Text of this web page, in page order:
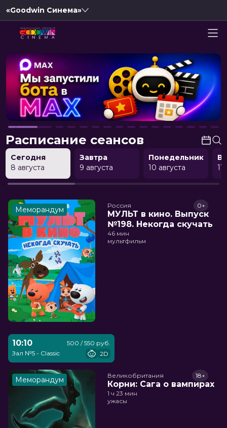
«Goodwin Синема»
Расписание сеансов
Сегодня
8 августа
Завтра
9 августа
Понедельник
10 августа
11
Меморандум Россия
МУЛЬТ в кино. Выпуск
№198. Некогда скучать
0+
46 мин
мультфильм
10:10
Зал №5 - Classic
500 / 550 руб.
2D
Меморандум Великобритания
Корни: Сага о вампирах
18+
1 ч 23 мин
ужасы